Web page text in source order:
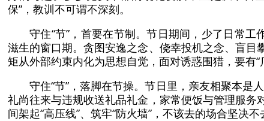
保”，教训不可谓不深刻。
守住“节”，首要在节制。节日期间，少了日常
滋生的窗口期。贪图安逸之念、侥幸投机之念、盲
矩从外部约束内化为思想自觉，面对诱惑围猎，要有
守住“节”，落脚在节操。节日里，亲友相聚本是
礼尚往来与违规收送礼品礼金，家常便饭与管理服
间架起“高压线”、筑牢“防火墙”，不该去的场合坚决